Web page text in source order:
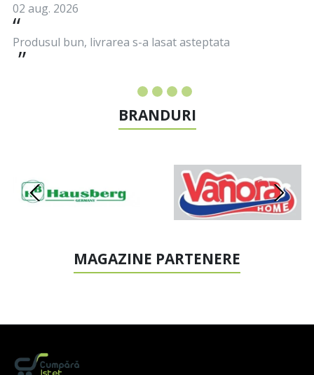
Produsul bun, livrarea s-a lasat asteptata
02 aug. 2026
BRANDURI
MAGAZINE PARTENERE